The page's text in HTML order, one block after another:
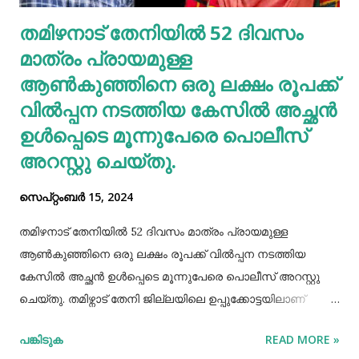
എല്ലാത്തരം തിനയും പോഷകസമൃദ്ധമാണെങ്കിലും, റാഗിക്ക്
ചില പ്രത്യേക ഗുണങ്ങളുണ്ട്. റാഗി ഗ്ലൂറ്റൻ രഹിതവും
പ്രോട്ടീനാൽ സമ്പുഷ്ടവുമാണ്. മറ്റ് തിനകളേക്കാൾ കൂടുതൽ
കാൽസ്യ...
തമിഴനാട് തേനിയില്‍ 52 ദിവസം
മാത്രം പ്രായമുള്ള
ആണ്‍കുഞ്ഞിനെ ഒരു ലക്ഷം രൂപക്ക്
വില്‍പ്പന നടത്തിയ കേസില്‍ അച്ഛൻ
ഉള്‍പ്പെടെ മൂന്നുപേരെ പൊലീസ്
അറസ്റ്റു ചെയ്തു.
സെപ്റ്റംബർ 15, 2024
തമിഴനാട് തേനിയില്‍ 52 ദിവസം മാത്രം പ്രായമുള്ള
ആണ്‍കുഞ്ഞിനെ ഒരു ലക്ഷം രൂപക്ക് വില്‍പ്പന നടത്തിയ
കേസില്‍ അച്ഛൻ ഉള്‍പ്പെടെ മൂന്നുപേരെ പൊലീസ് അറസ്റ്റു
ചെയ്തു. തമിഴ്നാട് തേനി ജില്ലയിലെ ഉപ്പുക്കോട്ടയിലാണ്
സ്വദേശികളായ ദമ്ബതികളുമാണ് അറസ്റ്റിലായത്. തേനി
പങ്കിടുക READ MORE »